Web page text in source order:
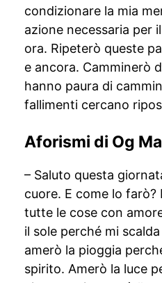
condizionare la mia
azione necessaria per
ora. Ripeterò queste
e ancora. Camminerò
hanno paura di
fallimenti cercano
Aforismi di Og
– Saluto questa
cuore. E come lo farò?
tutte le cose con
il sole perché mi
amerò la pioggia
spirito. Amerò la luce